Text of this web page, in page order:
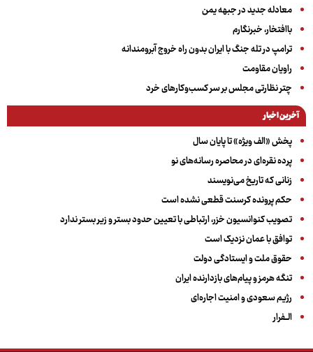
معادله جدید در جبهه یمن
باافتخار، خبرنگارم
ترامپ در تله جنگ با ایران بدون راه خروج آبرومندانه
راویان مقاومت
چتر نظارتی مجلس بر سر کسب‌وکارهای خرد
آخرین اخبار
پخش «الف ویژه» تا پایان سال
پرده نقره‌ای در محاصره رسانه‌های نو
زنانی که تاریخ می‌نویسند
حکم پرونده کرسنت قطعی نشده است
تصویب کنوانسیون خزر، ارتباطی با تعیین حدود بستر و زیر بستر ندارد
توافق با عمان نزدیک است
حقوق ملت و ایستادگی دولت
تنگه هرمز و پیام‌های بازدارنده ایران
رژیم سعودی و امنیت اجاره‌ای
الــفرار